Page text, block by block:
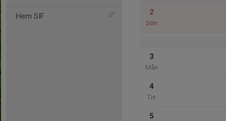
Hem SIF 2
Sön
3
Mån
4
Tis
5